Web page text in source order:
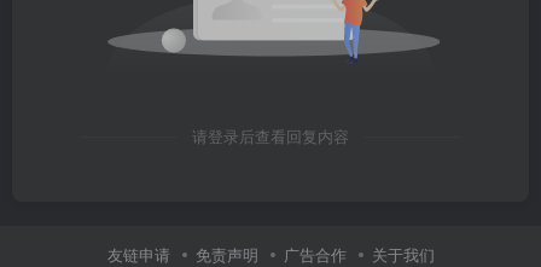
请登录后查看回复内容
友链申请 免责声明 广告合作 关于我们